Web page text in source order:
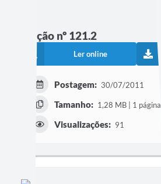
Edição nº 121.2
Ler online
Postagem: 30/07/2011
Tamanho: 1,28 MB | 1 página
Visualizações: 91